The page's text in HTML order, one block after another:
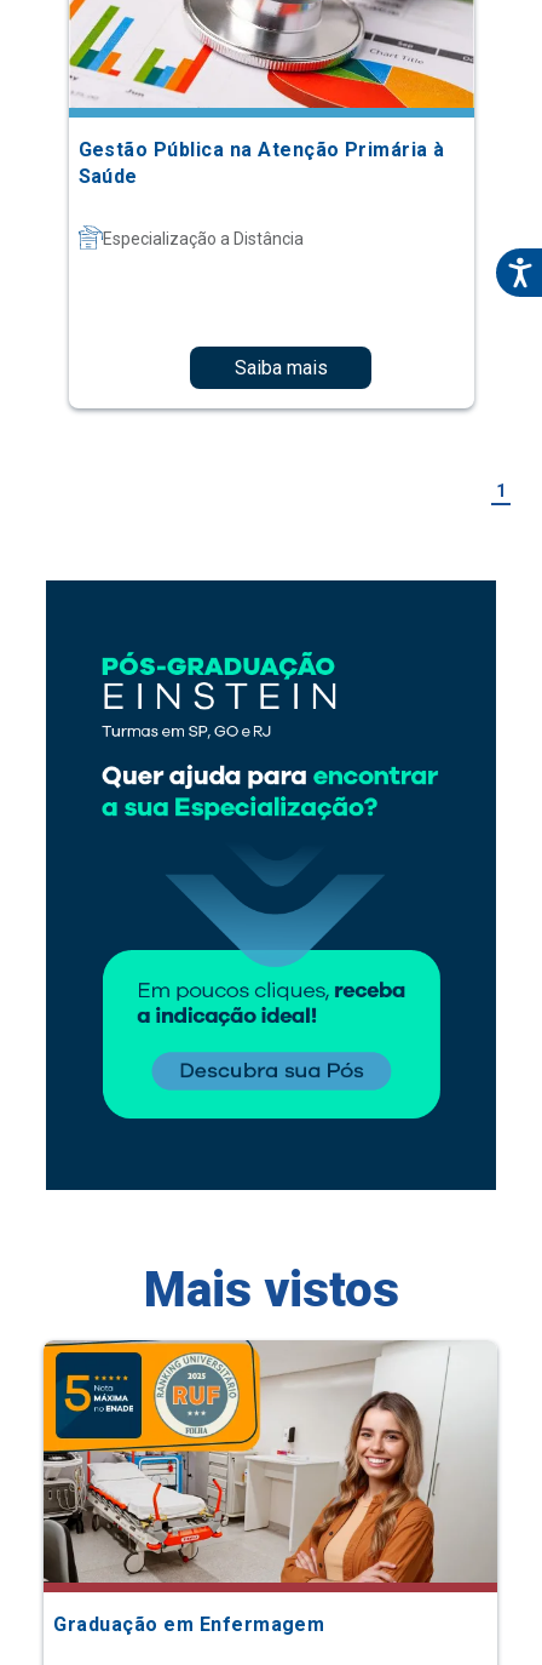
Gestão Pública na Atenção Primária à
Saúde
Especialização a Distância
Saiba mais
1
Mais vistos
Graduação em Enfermagem